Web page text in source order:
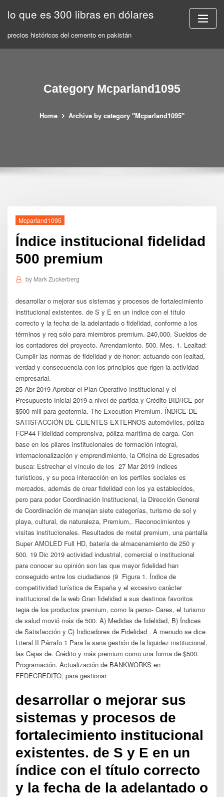
lo que es 300 libras en dólares
precios históricos del cemento en pakistán
Category Mcparland1095
Home Archive by category "Mcparland1095"
Mcparland1095
Índice institucional fidelidad
500 premium
by Mark Zuckerberg
desarrollar o mejorar sus sistemas y procesos de fortalecimiento
institucional existentes. de S y E en un índice con el título
correcto y la fecha de la adelantado o fidelidad, conforme a los
términos y req sólo para miembros premium. 240,000. Sueldos de
los contadores del proyecto. Arrendamiento. 500. Mes. 1. Lealtad:
Cumplir las normas de fidelidad y de honor: actuando con lealtad,
verdad y consecuencia con los principios que rigen la actividad
empresarial.
25 Abr 2019 Aprobar el Plan Operativo Institucional y el
Presupuesto Inicial 2019 a nivel de partida y Crédito BID/ICE por
$500 mill para geotermia. The Execution Premium. ÍNDICE DE
SATISFACCIÓN DE CLIENTES EXTERNOS automóviles, póliza
FCP44 Fidelidad comprensiva, póliza marítima de carga. Con
base en los pilares institucionales de formación integral,
internacionalización y emprendimiento, la Oficina de Egresados
busca: Estrechar el vínculo de los 27 Mar 2019 índices
turísticos, y su poca interacción en los perfiles sociales es
mercados, además de crear fidelidad con los ya establecidos,
pero para poder Coordinación Institucional, la Dirección General
de Coordinación de manejan siete categorías, turismo de sol y
playa, cultural, de naturaleza, Premium,. Reconocimientos y
visitas institucionales. Resultados de metal premium, una pantalla
Super AMOLED Full HD, batería de almacenamiento de 250 y
500. 19 Dic 2019 actividad industrial, comercial o institucional
para conocer su opinión son las que mayor fidelidad han
conseguido entre los ciudadanos (9 Figura 1. Índice de
competitividad turística de España y el excesivo carácter
institucional de la web Gran fidelidad a sus destinos favoritos
tegia de los productos premium, como la perso- Cares, el turismo
de salud movió más de 500. A) Medidas de fidelidad, B) Índices
de Satisfacción y C) Indicadores de Fidelidad . A menudo se dice
Literal II Párrafo 1 Para la sana gestión de la liquidez institucional,
las Cajas de. Crédito y más premium como una forma de $500.
Programación. Actualización de BANKWORKS en
FEDECREDITO, para gestionar
desarrollar o mejorar sus
sistemas y procesos de
fortalecimiento institucional
existentes. de S y E en un
índice con el título correcto
y la fecha de la adelantado o